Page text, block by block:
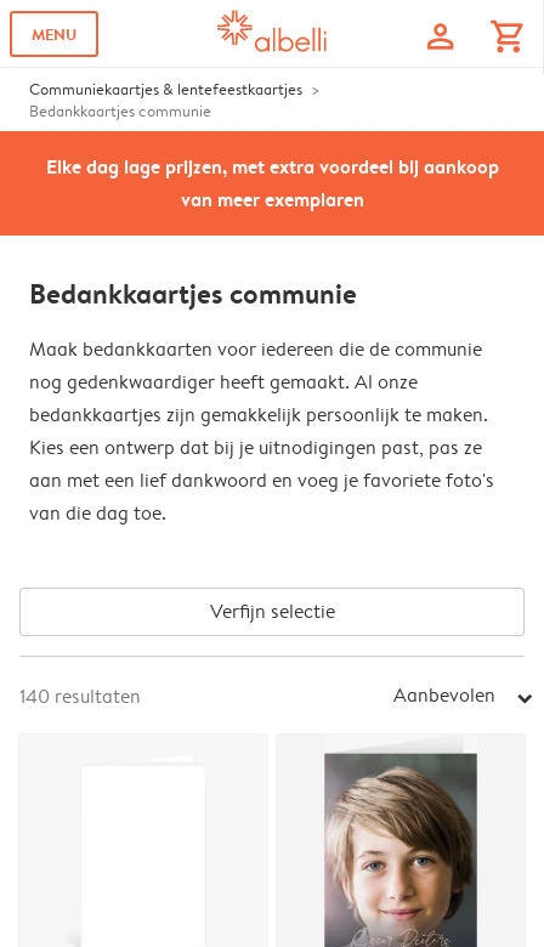
MENU profile shopping_cart
Communiekaartjes & lentefeestkaartjes
Bedankkaartjes communie
Elke dag lage prijzen, met extra voordeel bij aankoop
van meer exemplaren
Bedankkaartjes communie
Maak bedankkaarten voor iedereen die de communie
nog gedenkwaardiger heeft gemaakt. Al onze
bedankkaartjes zijn gemakkelijk persoonlijk te maken.
Kies een ontwerp dat bij je uitnodigingen past, pas ze
aan met een lief dankwoord en voeg je favoriete foto's
van die dag toe.
Verfijn selectie
140 resultaten Aanbevolen arrow_right